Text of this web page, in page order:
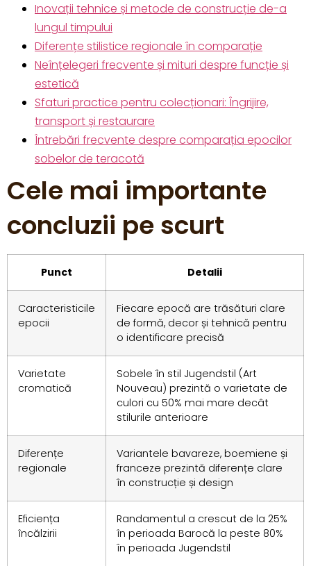
Inovații tehnice și metode de construcție de-a
lungul timpului
Diferențe stilistice regionale în comparație
Neînțelegeri frecvente și mituri despre funcție și
estetică
Sfaturi practice pentru colecționari: Îngrijire,
transport și restaurare
Întrebări frecvente despre comparația epocilor
sobelor de teracotă
Cele mai importante
concluzii pe scurt
Punct Detalii
Caracteristicile
epocii
Fiecare epocă are trăsături clare
de formă, decor și tehnică pentru
o identificare precisă
Varietate
cromatică
Sobele în stil Jugendstil (Art
Nouveau) prezintă o varietate de
culori cu 50% mai mare decât
stilurile anterioare
Diferențe
regionale
Variantele bavareze, boemiene și
franceze prezintă diferențe clare
în construcție și design
Eficiența
încălzirii
Randamentul a crescut de la 25%
în perioada Barocă la peste 80%
în perioada Jugendstil